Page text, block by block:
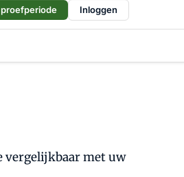
Inloggen
vergelijkbaar met uw